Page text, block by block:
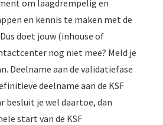
om laagdrempelig en
en kennis te maken met de
doet jouw (inhouse of
nog niet mee? Meld je
Deelname aan de validatiefase
deelname aan de KSF
besluit je wel daartoe, dan
start van de KSF